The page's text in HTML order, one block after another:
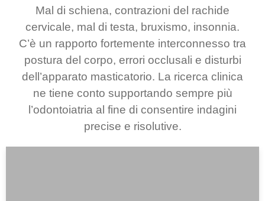
Mal di schiena, contrazioni del rachide
cervicale, mal di testa, bruxismo, insonnia.
C’è un rapporto fortemente interconnesso tra
postura del corpo, errori occlusali e disturbi
dell’apparato masticatorio. La ricerca clinica
ne tiene conto supportando sempre più
l’odontoiatria al fine di consentire indagini
precise e risolutive.